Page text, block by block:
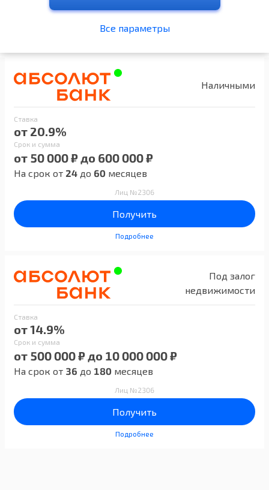
Все параметры
Наличными
Ставка
от 20.9%
Срок и сумма
от 50 000 ₽ до 600 000 ₽
На срок от 24 до 60 месяцев
Лиц №2306
Получить
Подробнее
Под залог
недвижимости
Ставка
от 14.9%
Срок и сумма
от 500 000 ₽ до 10 000 000 ₽
На срок от 36 до 180 месяцев
Лиц №2306
Получить
Подробнее